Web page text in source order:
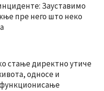
Зауставимо
пре него што неко
стање директно утиче
односе и